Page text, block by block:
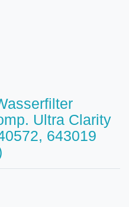
Ultra Clarity
643019